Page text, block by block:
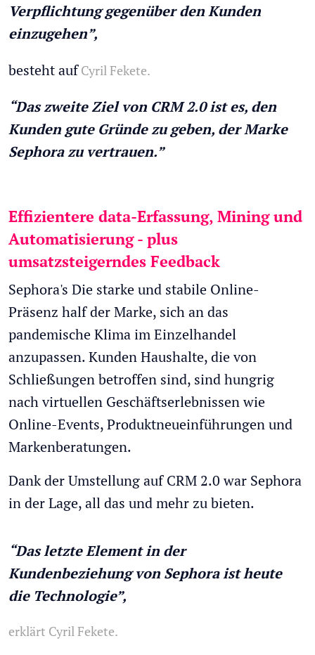
Verpflichtung gegenüber den Kunden
einzugehen”,
besteht aufCyril Fekete.
“Das zweite Ziel von CRM 2.0 ist es, den
Kunden gute Gründe zu geben, der Marke
Sephora zu vertrauen.”
Effizientere data-Erfassung, Mining und
Automatisierung - plus
umsatzsteigerndes Feedback
Sephora's Die starke und stabile Online-
Präsenz half der Marke, sich an das
pandemische Klima im Einzelhandel
anzupassen. KundenHaushalte, die von
Schließungen betroffen sind, sind hungrig
nach virtuellen Geschäftserlebnissen wie
Online-Events, Produktneueinführungen und
Markenberatungen.
Dank der Umstellung auf CRM 2.0 war Sephora
in der Lage, all das und mehr zu bieten.
“Das letzte Element in der
Kundenbeziehung von Sephora ist heute
die Technologie”,
erklärt Cyril Fekete.